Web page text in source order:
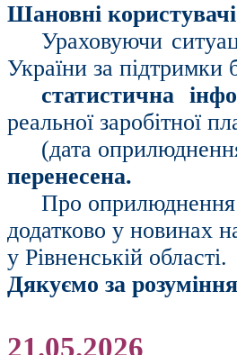
Шановні
Ураховуючи
України за підтримки
статистична
реальної заробітної
(дата
перенесена.
Про оприлюднення
додатково у новинах
у Рівненській області.
Дякуємо за
21.05.2026